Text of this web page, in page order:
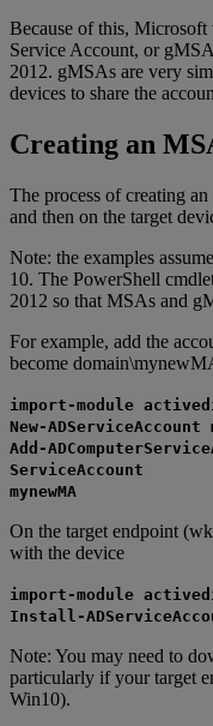
Because of this,
Service Account, or
2012. gMSAs are very
devices to share the
Creating an
The process of creating
and then on the target
Note: the examples
10. The PowerShell
2012 so that MSAs and
For example, add the
become
import-module
New-ADServiceAccount
Add-
ServiceAccount
mynewMA
On the target endpoint
with the device
import-module
Install-
Note: You may need to
particularly if your target
Win10).